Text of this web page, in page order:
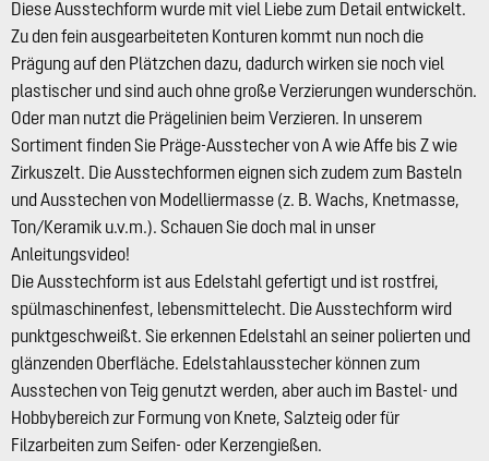
Diese Ausstechform wurde mit viel Liebe zum Detail entwickelt.
Zu den fein ausgearbeiteten Konturen kommt nun noch die
Prägung auf den Plätzchen dazu, dadurch wirken sie noch viel
plastischer und sind auch ohne große Verzierungen wunderschön.
Oder man nutzt die Prägelinien beim Verzieren. In unserem
Sortiment finden Sie Präge-Ausstecher von A wie Affe bis Z wie
Zirkuszelt. Die Ausstechformen eignen sich zudem zum Basteln
und Ausstechen von Modelliermasse (z. B. Wachs, Knetmasse,
Ton/Keramik u.v.m.). Schauen Sie doch mal in unser
Anleitungsvideo!
Die Ausstechform ist aus Edelstahl gefertigt und ist rostfrei,
spülmaschinenfest, lebensmittelecht. Die Ausstechform wird
punktgeschweißt. Sie erkennen Edelstahl an seiner polierten und
glänzenden Oberfläche. Edelstahlausstecher können zum
Ausstechen von Teig genutzt werden, aber auch im Bastel- und
Hobbybereich zur Formung von Knete, Salzteig oder für
Filzarbeiten zum Seifen- oder Kerzengießen.